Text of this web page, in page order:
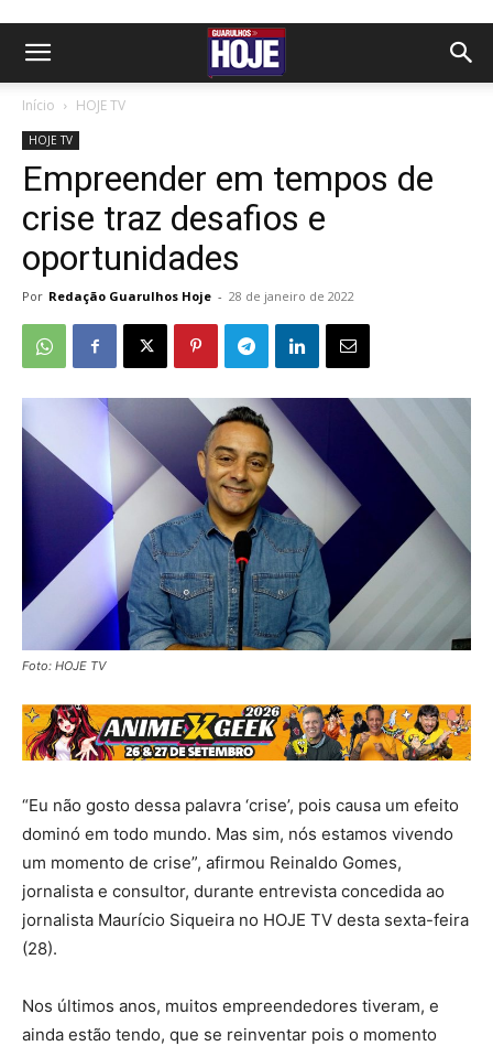
Início HOJE TV
HOJE TV
Empreender em tempos de
crise traz desafios e
oportunidades
Por Redação Guarulhos Hoje - 28 de janeiro de 2022
Foto: HOJE TV
“Eu não gosto dessa palavra ‘crise’, pois causa um efeito
dominó em todo mundo. Mas sim, nós estamos vivendo
um momento de crise”, afirmou Reinaldo Gomes,
jornalista e consultor, durante entrevista concedida ao
jornalista Maurício Siqueira no HOJE TV desta sexta-feira
(28).
Nos últimos anos, muitos empreendedores tiveram, e
ainda estão tendo, que se reinventar pois o momento